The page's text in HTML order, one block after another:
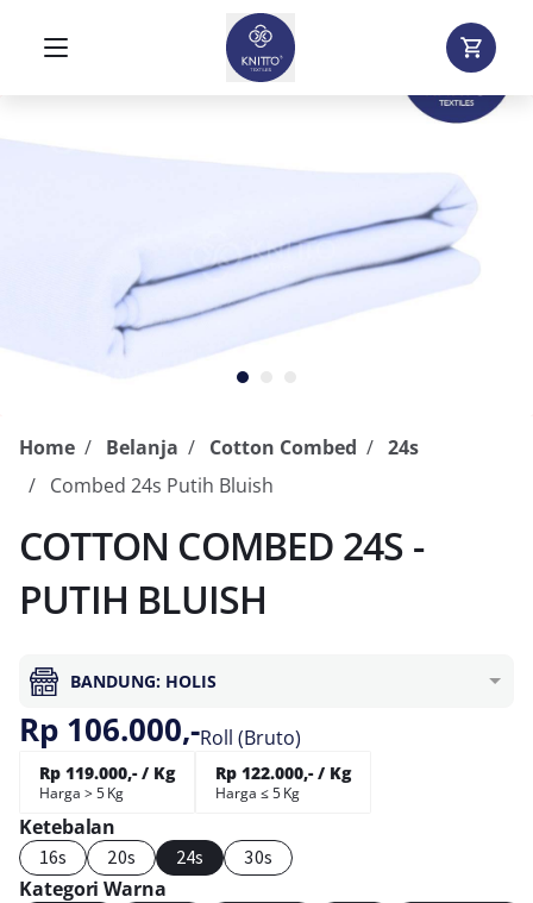
Home Belanja Cotton Combed
24s
Combed 24s Putih Bluish
COTTON COMBED 24S -
PUTIH BLUISH
BANDUNG: HOLIS
Rp 106.000,-Roll (Bruto)
Rp 119.000,- / Kg
Harga > 5 Kg
Rp 122.000,- / Kg
Harga ≤ 5 Kg
Ketebalan
16s 20s 24s 30s
Kategori Warna